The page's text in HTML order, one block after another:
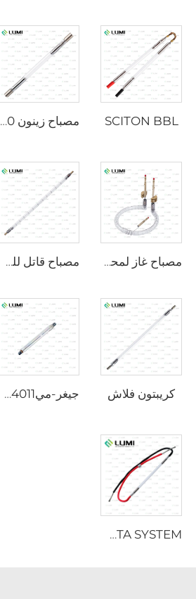
SCITON BBL مصباح زينون IPL P1640 – 7×47×110 مم
مصباح غاز لمحاكاة أشعة الشمس D1200 – 10×110 مم مصباح قاتل للجراثيم نبضي قوي L5590 – 9×250×300 مم
كريبتون فلاش جيغر-ميллер M4011
QUANTA SYSTEM